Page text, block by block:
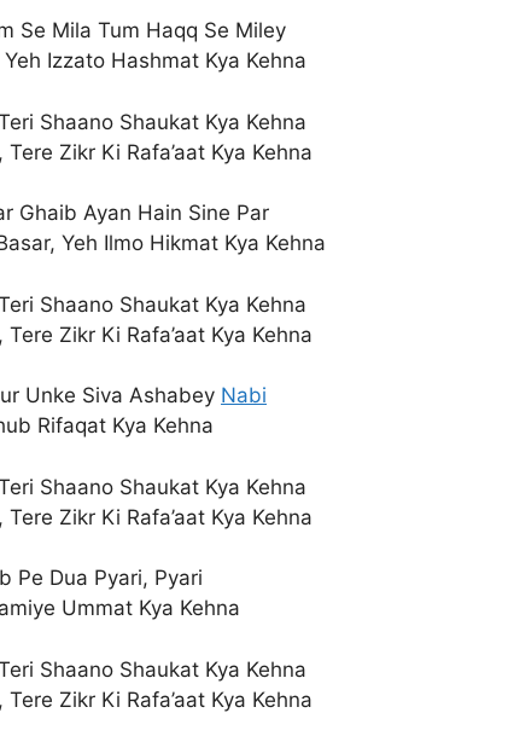
Se Mila Tum Haqq Se Miley
Izzato Hashmat Kya Kehna
Shaano Shaukat Kya Kehna
Zikr Ki Rafa’aat Kya Kehna
Ghaib Ayan Hain Sine Par
Yeh Ilmo Hikmat Kya Kehna
Shaano Shaukat Kya Kehna
Zikr Ki Rafa’aat Kya Kehna
Unke Siva Ashabey Nabi
Rifaqat Kya Kehna
Shaano Shaukat Kya Kehna
Zikr Ki Rafa’aat Kya Kehna
Pe Dua Pyari, Pyari
Ummat Kya Kehna
Shaano Shaukat Kya Kehna
Zikr Ki Rafa’aat Kya Kehna